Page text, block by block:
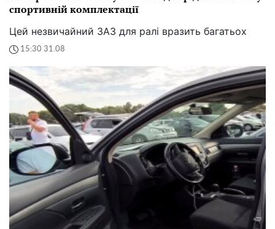
спортивній комплектації
Цей незвичайний ЗАЗ для ралі вразить багатьох
15:30 31.08